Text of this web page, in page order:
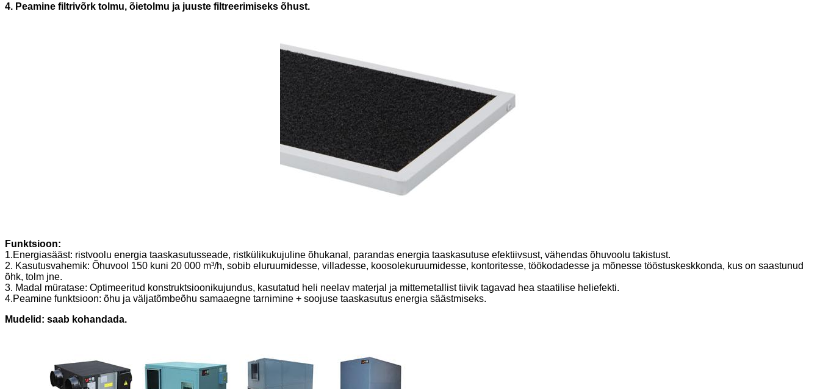
4. Peamine filtrivõrk tolmu, õietolmu ja juuste filtreerimiseks õhust.
Funktsioon:
1.Energiasääst: ristvoolu energia taaskasutusseade, ristkülikukujuline õhukanal, parandas energia taaskasutuse efektiivsust, vähendas õhuvoolu takistust.
2. Kasutusvahemik: Õhuvool 150 kuni 20 000 m³/h, sobib eluruumidesse, villadesse, koosolekuruumidesse, kontoritesse, töökodadesse ja mõnesse tööstuskeskkonda, kus on saastunud
õhk, tolm jne.
3. Madal müratase: Optimeeritud konstruktsioonikujundus, kasutatud heli neelav materjal ja mittemetallist tiivik tagavad hea staatilise heliefekti.
4.Peamine funktsioon: õhu ja väljatõmbeõhu samaaegne tarnimine + soojuse taaskasutus energia säästmiseks.
Mudelid: saab kohandada.